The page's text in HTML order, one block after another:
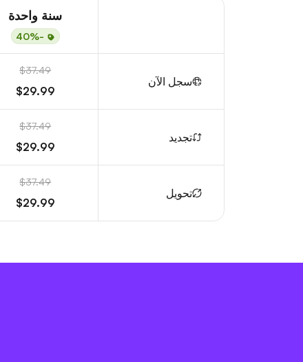
سنة واحدة
-40%
سجل الآن
$37.49
$29.99
تجديد
$37.49
$29.99
تحويل
$37.49
$29.99